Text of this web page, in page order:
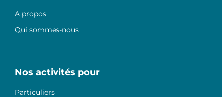
A propos
Qui sommes-nous
Nos activités pour
Particuliers